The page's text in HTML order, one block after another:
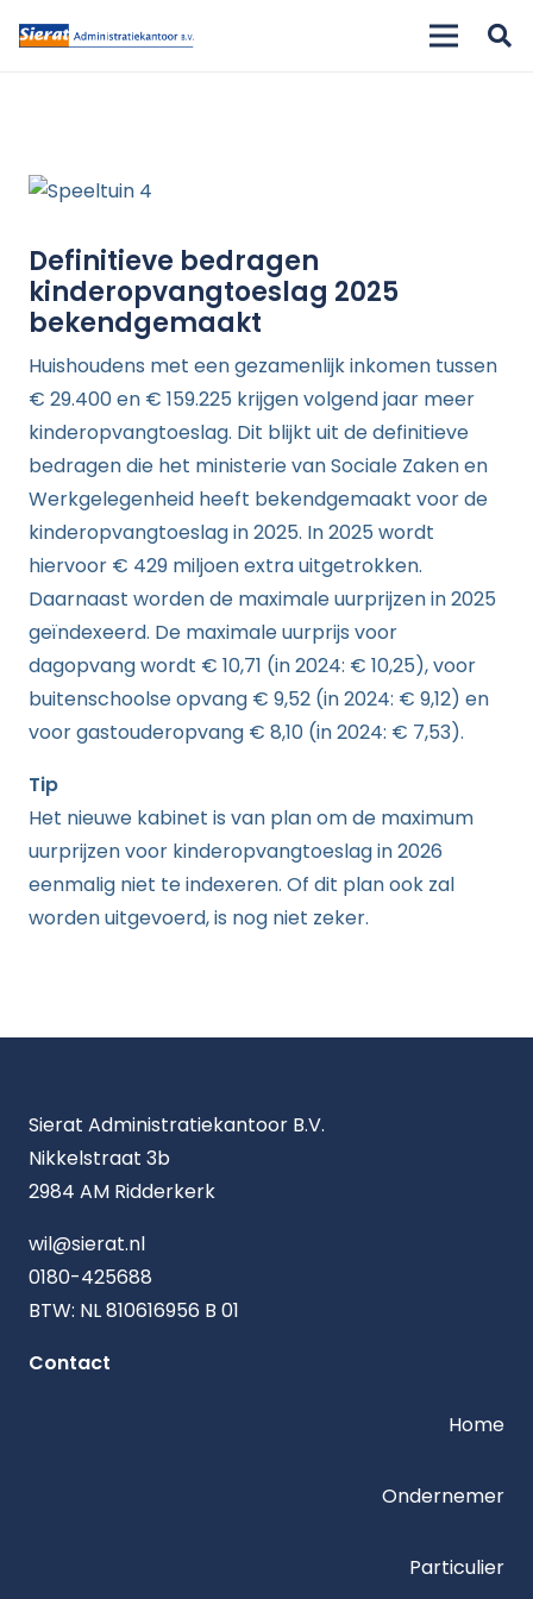
Definitieve bedragen
kinderopvangtoeslag 2025
bekendgemaakt
Huishoudens met een gezamenlijk inkomen tussen
€ 29.400 en € 159.225 krijgen volgend jaar meer
kinderopvangtoeslag. Dit blijkt uit de definitieve
bedragen die het ministerie van Sociale Zaken en
Werkgelegenheid heeft bekendgemaakt voor de
kinderopvangtoeslag in 2025. In 2025 wordt
hiervoor € 429 miljoen extra uitgetrokken.
Daarnaast worden de maximale uurprijzen in 2025
geïndexeerd. De maximale uurprijs voor
dagopvang wordt € 10,71 (in 2024: € 10,25), voor
buitenschoolse opvang € 9,52 (in 2024: € 9,12) en
voor gastouderopvang € 8,10 (in 2024: € 7,53).
Tip
Het nieuwe kabinet is van plan om de maximum
uurprijzen voor kinderopvangtoeslag in 2026
eenmalig niet te indexeren. Of dit plan ook zal
worden uitgevoerd, is nog niet zeker.
Sierat Administratiekantoor B.V.
Nikkelstraat 3b
2984 AM Ridderkerk
wil@sierat.nl
0180-425688
BTW: NL 810616956 B 01
Contact
Home
Ondernemer
Particulier